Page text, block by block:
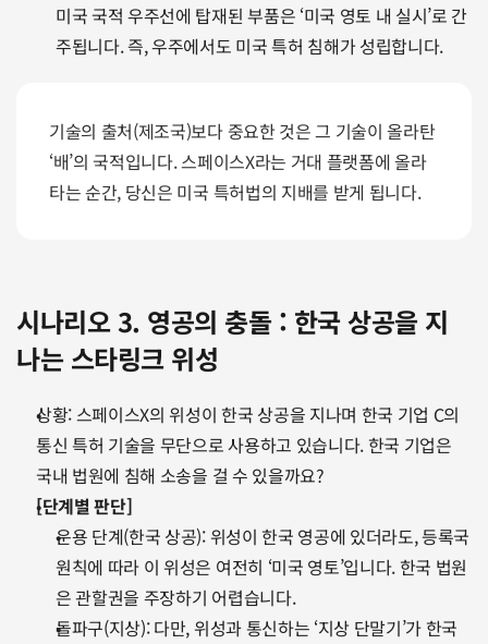
미국 국적 우주선에 탑재된 부품은 ‘미국 영토 내 실시’로 간
주됩니다. 즉, 우주에서도 미국 특허 침해가 성립합니다.
기술의 출처(제조국)보다 중요한 것은 그 기술이 올라탄
‘배’의 국적입니다. 스페이스X라는 거대 플랫폼에 올라
타는 순간, 당신은 미국 특허법의 지배를 받게 됩니다.
시나리오 3. 영공의 충돌 : 한국 상공을 지
나는 스타링크 위성
상황: 스페이스X의 위성이 한국 상공을 지나며 한국 기업 C의
통신 특허 기술을 무단으로 사용하고 있습니다. 한국 기업은
국내 법원에 침해 소송을 걸 수 있을까요?
[단계별 판단]
운용 단계(한국 상공): 위성이 한국 영공에 있더라도, 등록국
원칙에 따라 이 위성은 여전히 ‘미국 영토’입니다. 한국 법원
은 관할권을 주장하기 어렵습니다.
돌파구(지상): 다만, 위성과 통신하는 ‘지상 단말기’가 한국